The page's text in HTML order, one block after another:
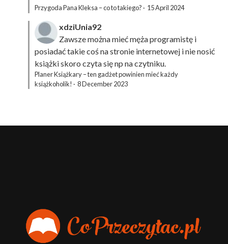
Przygoda Pana Kleksa – co to takiego? · 15 April 2024
xdziUnia92
Zawsze można mieć męża programistę i
posiadać takie coś na stronie internetowej i nie nosić
książki skoro czyta się np na czytniku.
Planer Książkary – ten gadżet powinien mieć każdy
książkoholik! · 8 December 2023